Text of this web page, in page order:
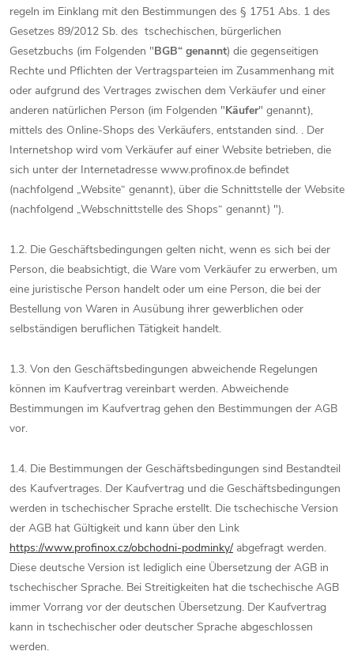
regeln im Einklang mit den Bestimmungen des § 1751 Abs. 1 des
Gesetzes 89/2012 Sb. des tschechischen, bürgerlichen
Gesetzbuchs (im Folgenden "BGB“ genannt) die gegenseitigen
Rechte und Pflichten der Vertragsparteien im Zusammenhang mit
oder aufgrund des Vertrages zwischen dem Verkäufer und einer
anderen natürlichen Person (im Folgenden "Käufer" genannt),
mittels des Online-Shops des Verkäufers, entstanden sind. . Der
Internetshop wird vom Verkäufer auf einer Website betrieben, die
sich unter der Internetadresse www.profinox.de befindet
(nachfolgend „Website“ genannt), über die Schnittstelle der Website
(nachfolgend „Webschnittstelle des Shops“ genannt) ").
1.2. Die Geschäftsbedingungen gelten nicht, wenn es sich bei der
Person, die beabsichtigt, die Ware vom Verkäufer zu erwerben, um
eine juristische Person handelt oder um eine Person, die bei der
Bestellung von Waren in Ausübung ihrer gewerblichen oder
selbständigen beruflichen Tätigkeit handelt.
1.3. Von den Geschäftsbedingungen abweichende Regelungen
können im Kaufvertrag vereinbart werden. Abweichende
Bestimmungen im Kaufvertrag gehen den Bestimmungen der AGB
vor.
1.4. Die Bestimmungen der Geschäftsbedingungen sind Bestandteil
des Kaufvertrages. Der Kaufvertrag und die Geschäftsbedingungen
werden in tschechischer Sprache erstellt. Die tschechische Version
der AGB hat Gültigkeit und kann über den Link
https://www.profinox.cz/obchodni-podminky/ abgefragt werden.
Diese deutsche Version ist lediglich eine Übersetzung der AGB in
tschechischer Sprache. Bei Streitigkeiten hat die tschechische AGB
immer Vorrang vor der deutschen Übersetzung. Der Kaufvertrag
kann in tschechischer oder deutscher Sprache abgeschlossen
werden.